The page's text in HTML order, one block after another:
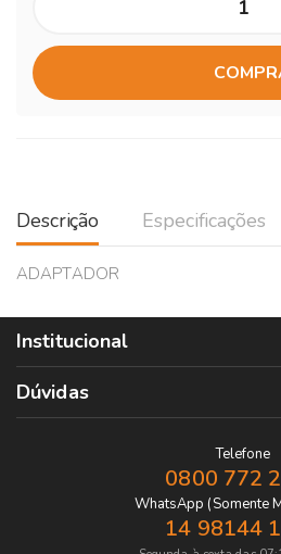
Descrição Especificações
ADAPTADOR
Institucional
Dúvidas
Telefone
0800 772
WhatsApp (Somente
14 98144